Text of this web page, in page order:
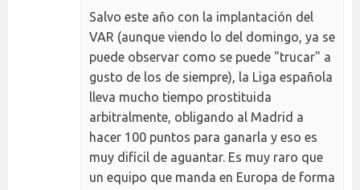
Salvo este año con la implantación del
VAR (aunque viendo lo del domingo, ya se
puede observar como se puede "trucar" a
gusto de los de siempre), la Liga española
lleva mucho tiempo prostituida
arbitralmente, obligando al Madrid a
hacer 100 puntos para ganarla y eso es
muy difícil de aguantar. Es muy raro que
un equipo que manda en Europa de forma